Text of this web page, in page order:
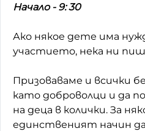
Начало - 9: 30
Ако някое дете има
участието, нека ни
Призоваваме и всички
като доброволци и да
на деца в колички. За
единственият начин